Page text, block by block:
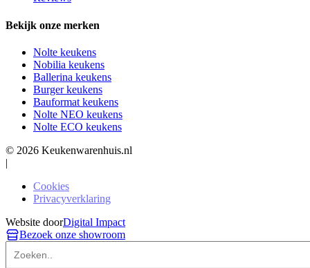
Bekijk onze merken
Nolte keukens
Nobilia keukens
Ballerina keukens
Burger keukens
Bauformat keukens
Nolte NEO keukens
Nolte ECO keukens
© 2026 Keukenwarenhuis.nl
|
Cookies
Privacyverklaring
Website doorDigital Impact
Bezoek onze showroom